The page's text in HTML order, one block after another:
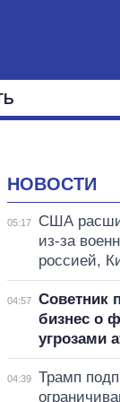
НОВОСТИ
05:17
США
из-за
россией,
04:57
Советник
бизнес о
угрозами
04:39
Трамп